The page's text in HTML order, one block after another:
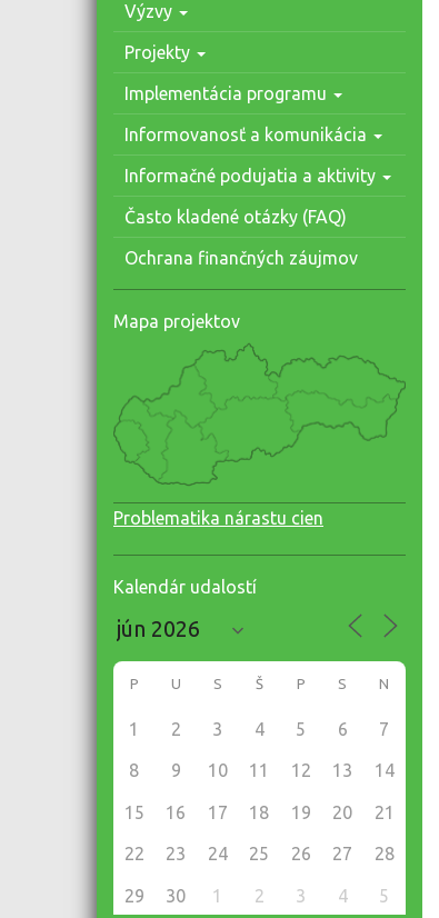
Výzvy
Projekty
Implementácia programu
Informovanosť a komunikácia
Informačné podujatia a aktivity
Často kladené otázky (FAQ)
Ochrana finančných záujmov
Mapa projektov
Problematika nárastu cien
Kalendár udalostí
P U S Š P S N
1 2 3 4 5 6 7
8 9 10 11 12 13 14
15 16 17 18 19 20 21
22 23 24 25 26 27 28
29 30 1 2 3 4 5